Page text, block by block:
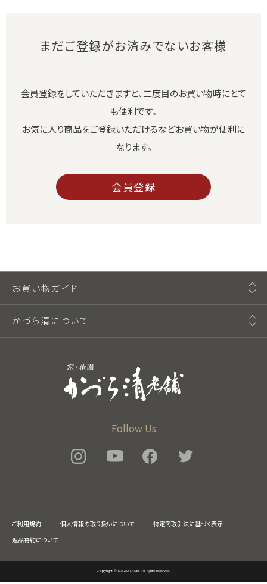
まだご登録がお済みでないお客様
会員登録をしていただきますと、二度目のお買い物時にとて
も便利です。
お気に入り商品をご登録いただけるなどお買い物が便利に
なります。
会員登録
Follow Us
お買い物ガイド
かづら清について
ご利用規約 個人情報の取り扱いについて
特定商取引法に基づく表示
返品特約について
Copyright © KAZURASEI. All rights reserved.